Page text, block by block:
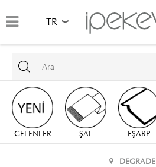
TR
GELENLER ŞAL EŞARP
DEGRADE